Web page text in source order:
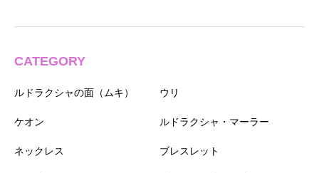
CATEGORY
ルドラクシャの面（ムキ） ウリ
ケオン ルドラクシャ・マーラー
ネックレス ブレスレット